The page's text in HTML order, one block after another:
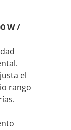
W /
el
rango